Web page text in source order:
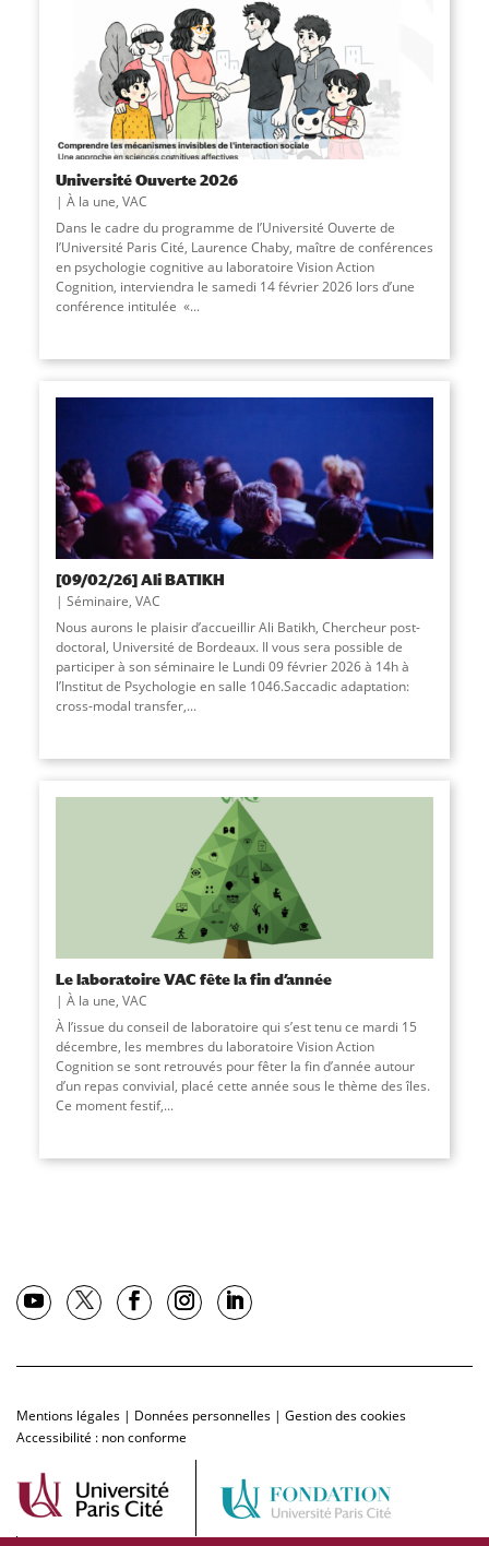
Université Ouverte 2026
À la une, VAC
Dans le cadre du programme de l’Université Ouverte de
l’Université Paris Cité, Laurence Chaby, maître de conférences
en psychologie cognitive au laboratoire Vision Action
Cognition, interviendra le samedi 14 février 2026 lors d’une
conférence intitulée «...
[09/02/26] Ali BATIKH
Séminaire, VAC
Nous aurons le plaisir d’accueillir Ali Batikh, Chercheur post-
doctoral, Université de Bordeaux. Il vous sera possible de
participer à son séminaire le Lundi 09 février 2026 à 14h à
l’Institut de Psychologie en salle 1046.Saccadic adaptation:
cross-modal transfer,...
Le laboratoire VAC fête la fin d’année
À la une, VAC
À l’issue du conseil de laboratoire qui s’est tenu ce mardi 15
décembre, les membres du laboratoire Vision Action
Cognition se sont retrouvés pour fêter la fin d’année autour
d’un repas convivial, placé cette année sous le thème des îles.
Ce moment festif,...
Mentions légales | Données personnelles | Gestion des cookies
Accessibilité : non conforme